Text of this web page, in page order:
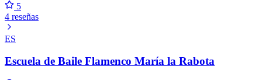
5
4 reseñas
ES
Escuela de Baile Flamenco María la Rabota